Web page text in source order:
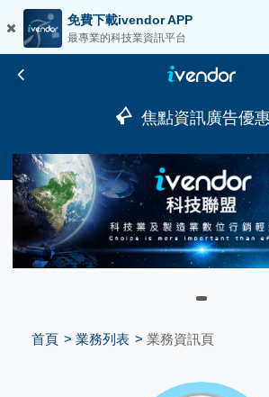
免費下載ivendor APP
最專業的科技業資訊平台
焦點資訊廣告優
首頁 業務列表 業務資訊頁